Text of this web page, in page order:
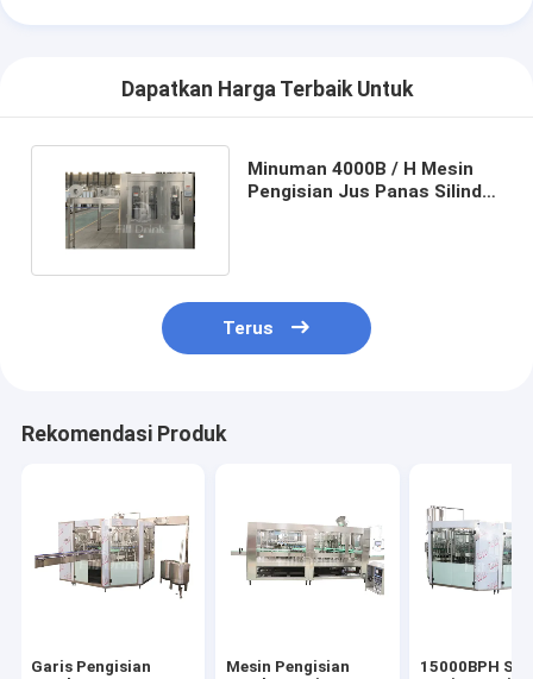
Dapatkan Harga Terbaik Untuk
Minuman 4000B / H Mesin
Pengisian Jus Panas Silinder
Terus
Rekomendasi Produk
Garis Pengisian
Mesin Pengisian
15000BPH